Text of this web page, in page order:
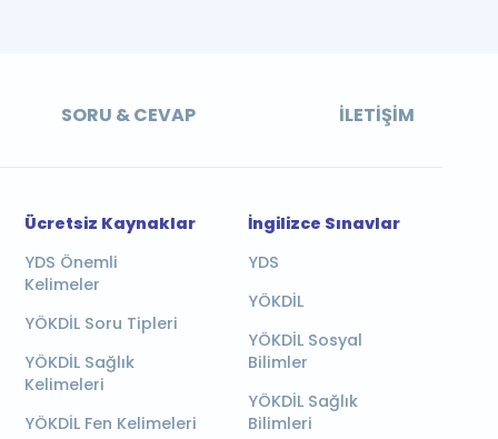
SORU & CEVAP İLETIŞIM
Ücretsiz Kaynaklar
YDS Önemli
Kelimeler
YÖKDİL Soru Tipleri
YÖKDİL Sağlık
Kelimeleri
YÖKDİL Fen Kelimeleri
İngilizce Sınavlar
YDS
YÖKDİL
YÖKDİL Sosyal
Bilimler
YÖKDİL Sağlık
Bilimleri